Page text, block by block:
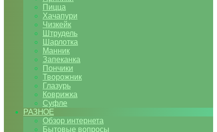
Пицца
Хачапури
Чизкейк
Штрудель
Шарлотка
Манник
Запеканка
Пончики
Творожник
Глазурь
Коврижка
Суфле
РАЗНОЕ
Обзор интернета
Бытовые вопросы